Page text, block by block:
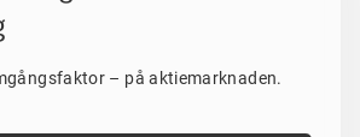
– på aktiemarknaden.